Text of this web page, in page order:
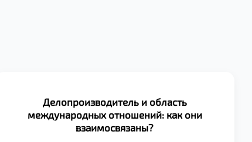
Делопроизводитель и область
международных отношений: как они
взаимосвязаны?